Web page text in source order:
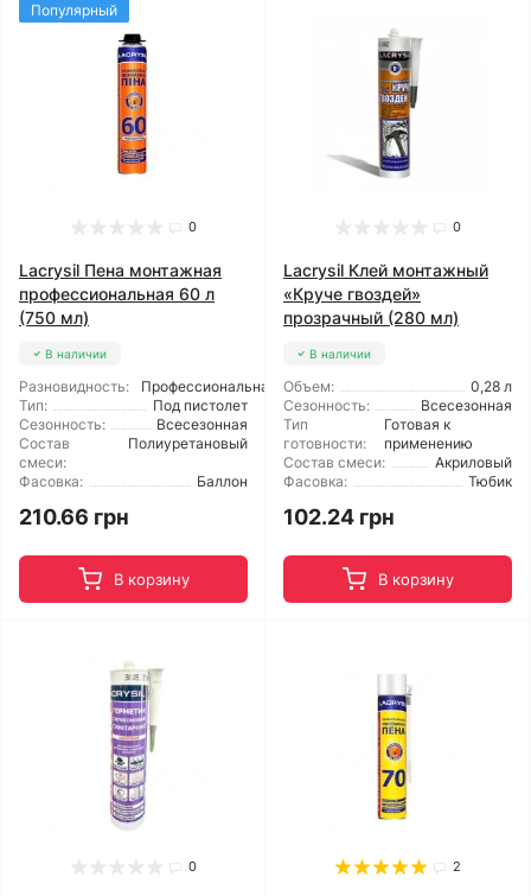
Популярный
0
Lacrysil Пена монтажная
профессиональная 60 л
(750 мл)
В наличии
Разновидность:
Профессиональная
Тип:
Под пистолет
Сезонность:
Всесезонная
Состав
смеси:
Полиуретановый
Фасовка: Баллон
210.66 грн
В корзину
0
Lacrysil Клей монтажный
«Круче гвоздей»
прозрачный (280 мл)
В наличии
Объем:
0,28 л
Сезонность:
Всесезонная
Тип
готовности:
Готовая к
применению
Состав смеси:
Акриловый
Фасовка:
Тюбик
102.24 грн
В корзину
0 2